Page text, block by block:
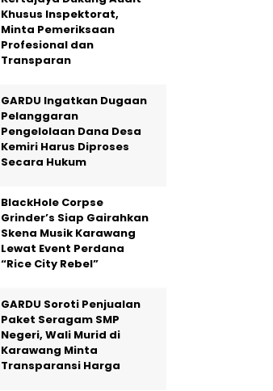
Khusus Inspektorat,
Minta Pemeriksaan
Profesional dan
Transparan
GARDU Ingatkan Dugaan
Pelanggaran
Pengelolaan Dana Desa
Kemiri Harus Diproses
Secara Hukum
BlackHole Corpse
Grinder’s Siap Gairahkan
Skena Musik Karawang
Lewat Event Perdana
“Rice City Rebel”
GARDU Soroti Penjualan
Paket Seragam SMP
Negeri, Wali Murid di
Karawang Minta
Transparansi Harga